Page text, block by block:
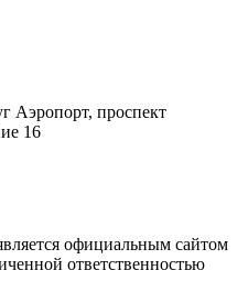
Аэропорт, проспект
16
официальным сайтом
ответственностью